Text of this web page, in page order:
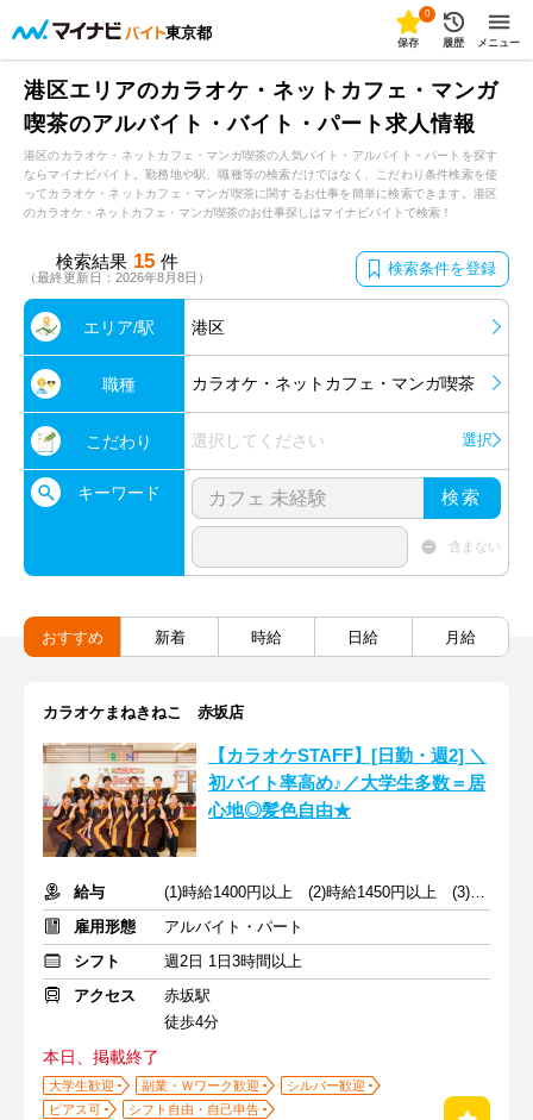
東京都
0
保存 履歴 メニュー
港区エリアのカラオケ・ネットカフェ・マンガ
喫茶のアルバイト・バイト・パート求人情報
港区のカラオケ・ネットカフェ・マンガ喫茶の人気バイト・アルバイト・パートを探す
ならマイナビバイト。勤務地や駅、職種等の検索だけではなく、こだわり条件検索を使
ってカラオケ・ネットカフェ・マンガ喫茶に関するお仕事を簡単に検索できます。港区
のカラオケ・ネットカフェ・マンガ喫茶のお仕事探しはマイナビバイトで検索！
検索結果 15 件
（最終更新日：2026年8月8日） 検索条件を登録
エリア/駅 港区
職種 カラオケ・ネットカフェ・マンガ喫茶
こだわり 選択してください 選択
キーワード 検索
含まない
おすすめ 新着 時給 日給 月給
カラオケまねきねこ 赤坂店
【カラオケSTAFF】[日勤・週2] ＼
初バイト率高め♪／大学生多数＝居
心地◎髪色自由★
給与
(1)時給1400円以上 (2)時給1450円以上 (3)時給1450円以上
雇用形態
アルバイト・パート
シフト
週2日 1日3時間以上
アクセス
赤坂駅
徒歩4分
本日、掲載終了
大学生歓迎 副業・Ｗワーク歓迎
シルバー歓迎
ピアス可
シフト自由・自己申告